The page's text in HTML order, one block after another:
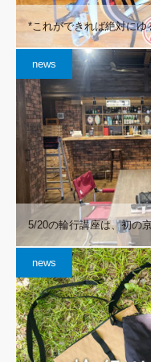
*これができれば絶対にゆ
news
5/20の輪行講座は、初の
news